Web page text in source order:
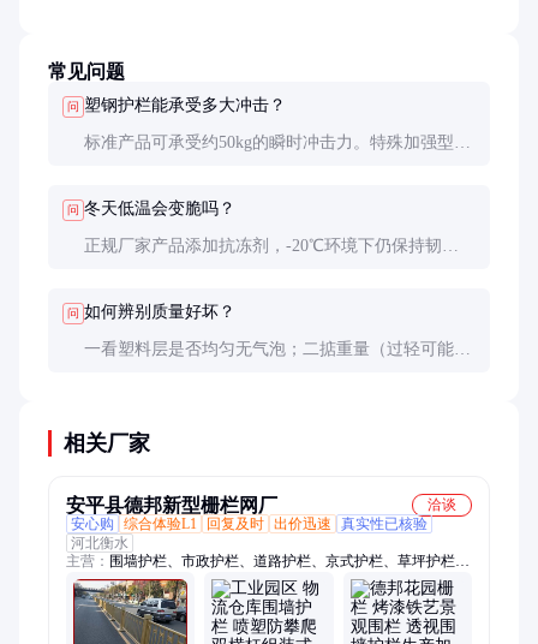
常见问题
问 塑钢护栏能承受多大冲击？
标准产品可承受约50kg的瞬时冲击力。特殊加强型可
问 冬天低温会变脆吗？
正规厂家产品添加抗冻剂，-20℃环境下仍保持韧
问 如何辨别质量好坏？
一看塑料层是否均匀无气泡；二掂重量（过轻可能钢
相关厂家
安平县德邦新型栅栏网厂
洽谈
安心购
综合体验L1 回复及时 出价迅速
真实性已核验
河北衡水
主营： 围墙护栏、市政护栏、道路护栏、京式护栏、草坪护栏、
桥梁护栏、阳台护栏